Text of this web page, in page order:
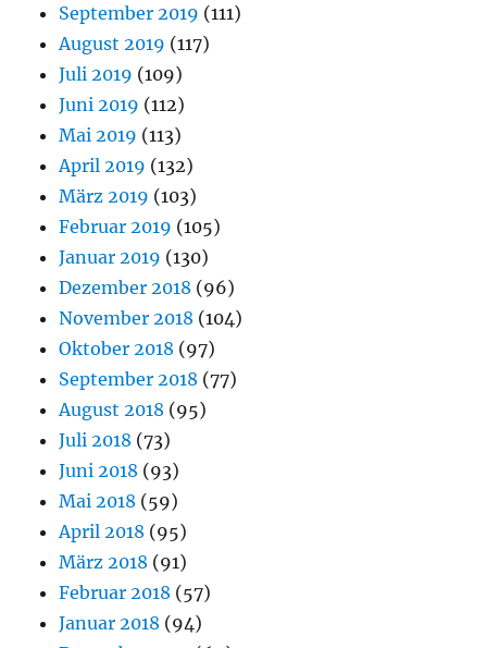
September 2019 (111)
August 2019 (117)
Juli 2019 (109)
Juni 2019 (112)
Mai 2019 (113)
April 2019 (132)
März 2019 (103)
Februar 2019 (105)
Januar 2019 (130)
Dezember 2018 (96)
November 2018 (104)
Oktober 2018 (97)
September 2018 (77)
August 2018 (95)
Juli 2018 (73)
Juni 2018 (93)
Mai 2018 (59)
April 2018 (95)
März 2018 (91)
Februar 2018 (57)
Januar 2018 (94)